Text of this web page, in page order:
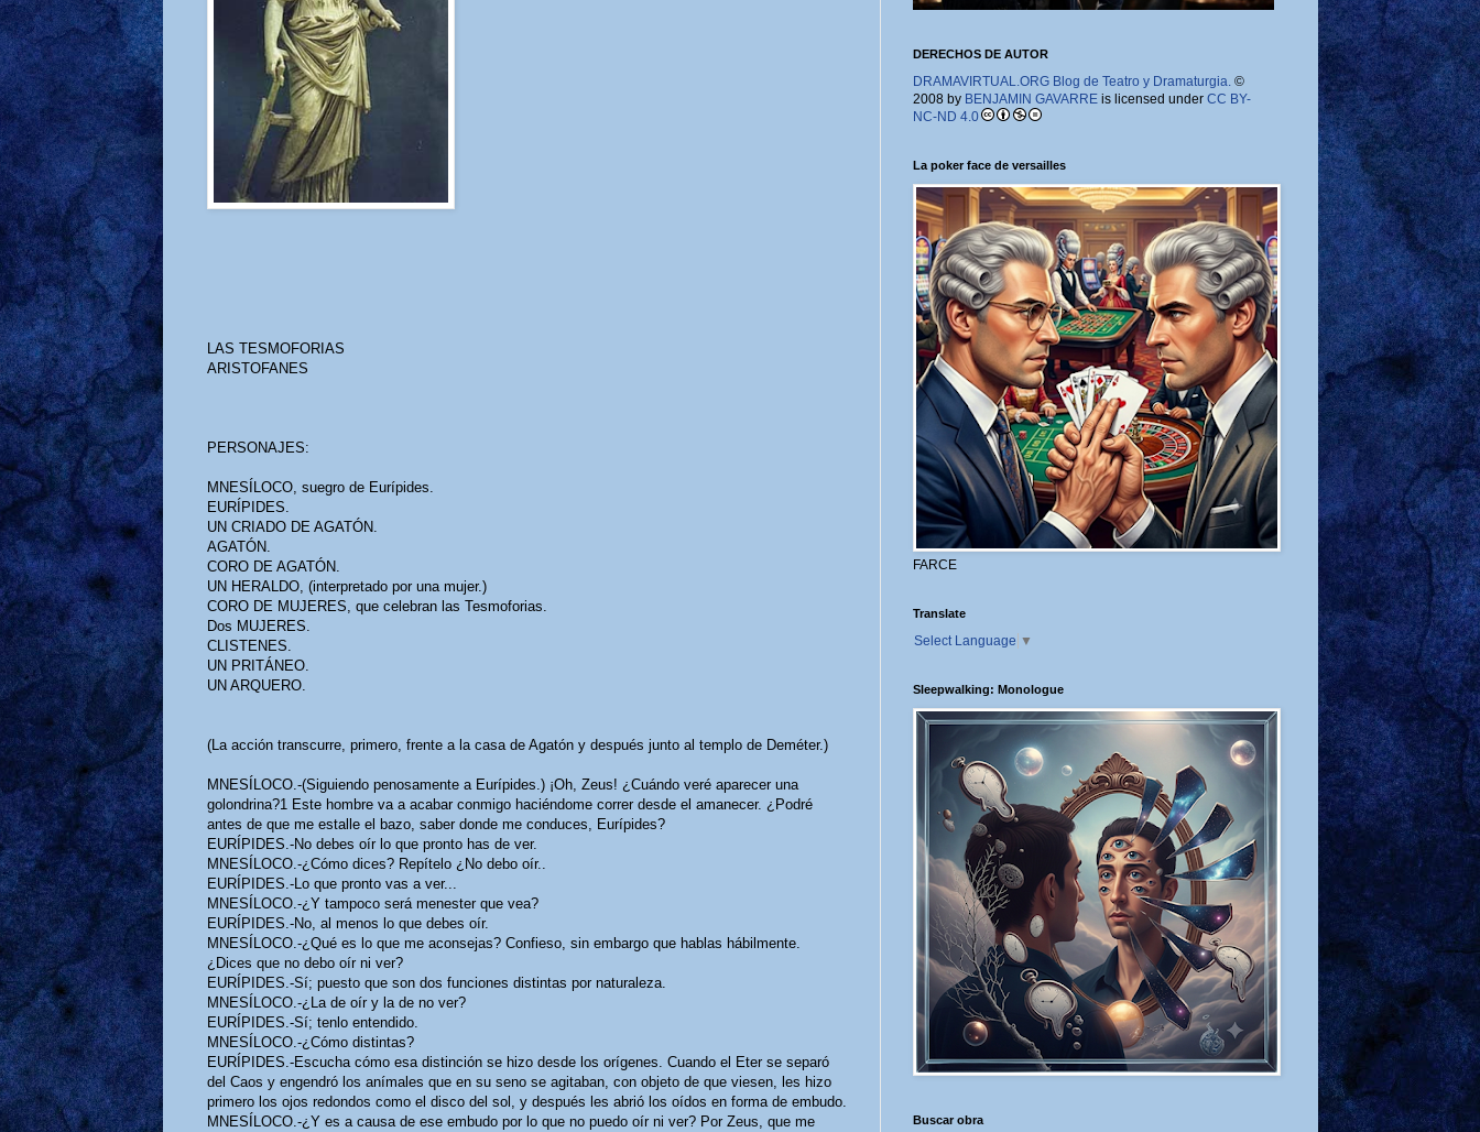
LAS TESMOFORIAS
ARISTOFANES
PERSONAJES:
MNESÍLOCO, suegro de Eurípides.
EURÍPIDES.
UN CRIADO DE AGATÓN.
AGATÓN.
CORO DE AGATÓN.
UN HERALDO, (interpretado por una mujer.)
CORO DE MUJERES, que celebran las Tesmoforias.
Dos MUJERES.
CLISTENES.
UN PRITÁNEO.
UN ARQUERO.
(La acción transcurre, primero, frente a la casa de Agatón y después junto al templo de Deméter.)
MNESÍLOCO.-(Siguiendo penosamente a Eurípides.) ¡Oh, Zeus! ¿Cuándo veré aparecer una
golondrina?1 Este hombre va a acabar conmigo haciéndome correr desde el amanecer. ¿Podré
antes de que me estalle el bazo, saber donde me conduces, Eurípides?
EURÍPIDES.-No debes oír lo que pronto has de ver.
MNESÍLOCO.-¿Cómo dices? Repítelo ¿No debo oír..
EURÍPIDES.-Lo que pronto vas a ver...
MNESÍLOCO.-¿Y tampoco será menester que vea?
EURÍPIDES.-No, al menos lo que debes oír.
MNESÍLOCO.-¿Qué es lo que me aconsejas? Confieso, sin embargo que hablas hábilmente.
¿Dices que no debo oír ni ver?
EURÍPIDES.-Sí; puesto que son dos funciones distintas por naturaleza.
MNESÍLOCO.-¿La de oír y la de no ver?
EURÍPIDES.-Sí; tenlo entendido.
MNESÍLOCO.-¿Cómo distintas?
EURÍPIDES.-Escucha cómo esa distinción se hizo desde los orígenes. Cuando el Eter se separó
del Caos y engendró los anímales que en su seno se agitaban, con objeto de que viesen, les hizo
primero los ojos redondos como el disco del sol, y después les abrió los oídos en forma de embudo.
MNESÍLOCO.-¿Y es a causa de ese embudo por lo que no puedo oír ni ver? Por Zeus, que me
DERECHOS DE AUTOR
DRAMAVIRTUAL.ORG Blog de Teatro y Dramaturgia. ©
2008 by BENJAMIN GAVARREis licensed under CC BY-
NC-ND 4.0
La poker face de versailles
FARCE
Translate
Select Language ▼
Sleepwalking: Monologue
Buscar obra